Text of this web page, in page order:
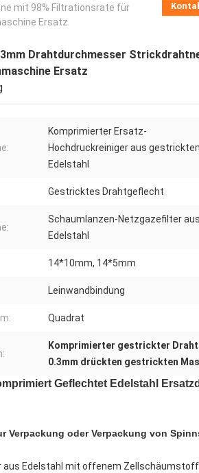
mit 98% Filtrationsrate für
Ersatz
Drahtdurchmesser
Ersatz
Komprimierter Ersatz-
Hochdruckreiniger aus
Edelstahl
Gestricktes Drahtgeflecht
Schaumlanzen-Netzgazefilter aus
Edelstahl
14*10mm, 14*5mm
Leinwandbindung
Quadrat
Komprimierter gestrickter Draht
0.3mm drückten gestrickten
Geflechtet Edelstahl
Verpackung oder Verpackung von
aus Edelstahl mit offenem